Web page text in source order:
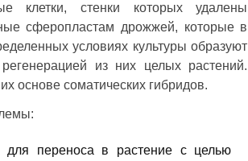
клетки, стенки которых удалены
сферопластам дрожжей, которые в
условиях культуры образуют
из них целых растений.
основе соматических гибридов.
для переноса в растение с целью